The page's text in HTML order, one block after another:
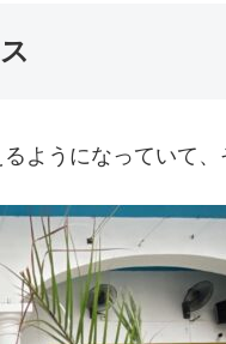
ようになっていて